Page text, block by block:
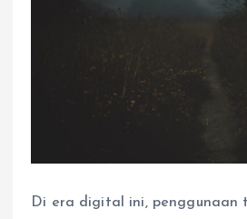
Di era digital ini, penggunaan